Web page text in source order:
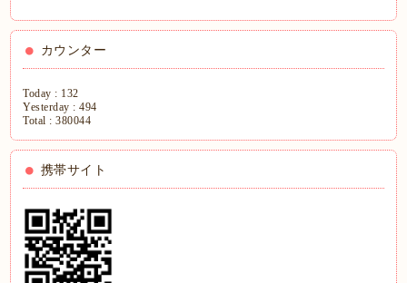
カウンター
Today : 132
Yesterday :494
Total :380044
携帯サイト